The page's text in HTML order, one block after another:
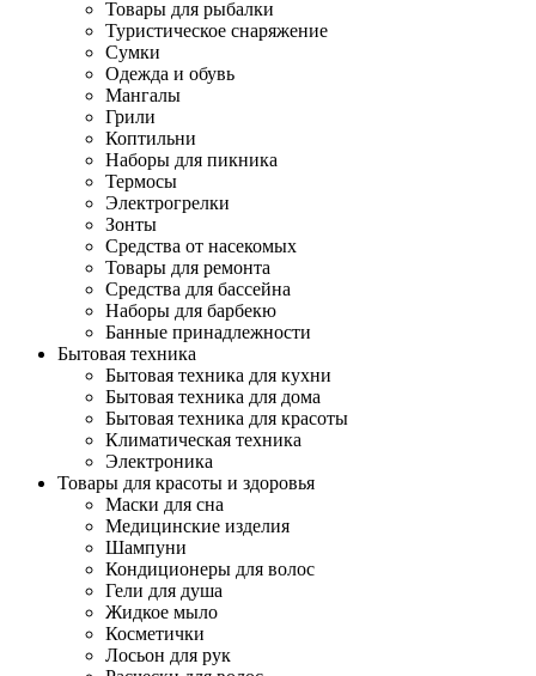
Товары для рыбалки
Туристическое снаряжение
Сумки
Одежда и обувь
Мангалы
Грили
Коптильни
Наборы для пикника
Термосы
Электрогрелки
Зонты
Средства от насекомых
Товары для ремонта
Средства для бассейна
Наборы для барбекю
Банные принадлежности
Бытовая техника
Бытовая техника для кухни
Бытовая техника для дома
Бытовая техника для красоты
Климатическая техника
Электроника
Товары для красоты и здоровья
Маски для сна
Медицинские изделия
Шампуни
Кондиционеры для волос
Гели для душа
Жидкое мыло
Косметички
Лосьон для рук